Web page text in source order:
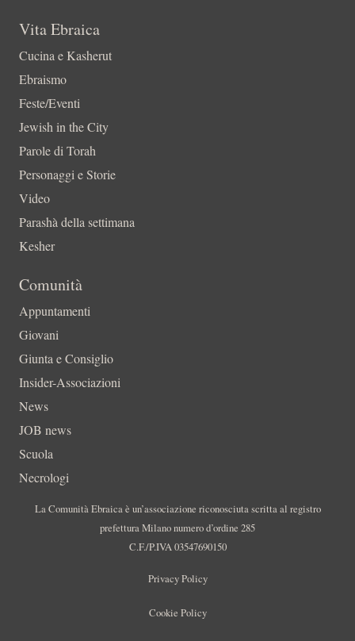
Vita Ebraica
Cucina e Kasherut
Ebraismo
Feste/Eventi
Jewish in the City
Parole di Torah
Personaggi e Storie
Video
Parashà della settimana
Kesher
Comunità
Appuntamenti
Giovani
Giunta e Consiglio
Insider-Associazioni
News
JOB news
Scuola
Necrologi
La Comunità Ebraica è un’associazione riconosciuta scritta al registro
prefettura Milano numero d’ordine 285
C.F./P.IVA 03547690150
Privacy Policy
Cookie Policy